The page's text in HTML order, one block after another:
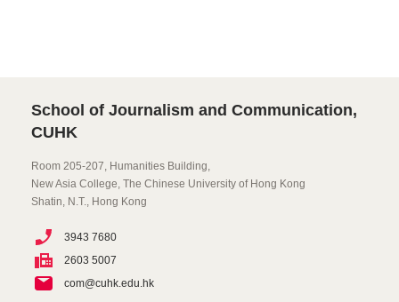
School of Journalism and Communication,
CUHK
Room 205-207, Humanities Building,
New Asia College, The Chinese University of Hong Kong
Shatin, N.T., Hong Kong
3943 7680
2603 5007
com@cuhk.edu.hk